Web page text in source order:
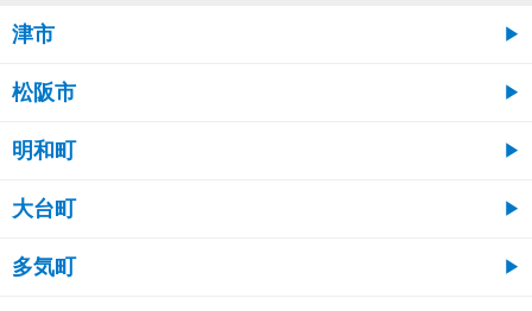
津市
松阪市
明和町
大台町
多気町